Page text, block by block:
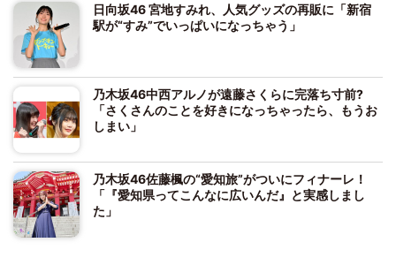
日向坂46 宮地すみれ、人気グッズの再販に「新宿
駅が“すみ”でいっぱいになっちゃう」
乃木坂46中西アルノが遠藤さくらに完落ち寸前?
「さくさんのことを好きになっちゃったら、もうお
しまい」
乃木坂46佐藤楓の“愛知旅”がついにフィナーレ！
「『愛知県ってこんなに広いんだ』と実感しまし
た」